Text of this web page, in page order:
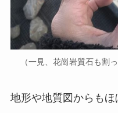
（一見、花崗岩質石も割
地形や地質図からもほ